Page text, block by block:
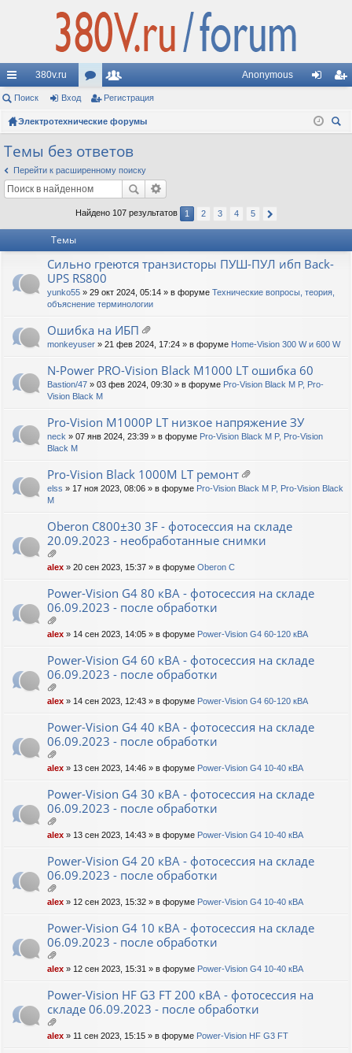
с
ы
лк
и
380v.ru
ор
ум
ол
ьз
ат
и
Anonymous
д ис
Поиск Вход Регистрация
Электротехнические форумы
Темы без ответов
Перейти к расширенному поиску
Найдено 107 результатов 1 2 3 4 5
Темы
Сильно греются транзисторы ПУШ-ПУЛ ибп Back-
UPS RS800
yunko55 » 29 окт 2024, 05:14 » в форуме Технические вопросы, теория,
объяснение терминологии
Ошибка на ИБП
ло
ен
monkeyuser » 21 фев 2024, 17:24 » в форуме Home-Vision 300 W и 600 W
N-Power PRO-Vision Black M1000 LT ошибка 60
Bastion/47 » 03 фев 2024, 09:30 » в форуме Pro-Vision Black M P, Pro-
Vision Black M
Pro-Vision M1000P LT низкое напряжение ЗУ
neck » 07 янв 2024, 23:39 » в форуме Pro-Vision Black M P, Pro-Vision
Black M
Pro-Vision Black 1000M LT ремонт
ло
elss » 17 ноя 2023, 08:06 » в форуме Pro-Vision Black M P, Pro-Vision Black
M
Oberon C800±30 3F - фотосессия на складе
20.09.2023 - необработанные снимки
ло
ж
ен
ия
alex » 20 сен 2023, 15:37 » в форуме Oberon C
Power-Vision G4 80 кВА - фотосессия на складе
06.09.2023 - после обработки
ло
ж
ен
ия
alex » 14 сен 2023, 14:05 » в форуме Power-Vision G4 60-120 кВА
Power-Vision G4 60 кВА - фотосессия на складе
06.09.2023 - после обработки
ло
ж
ен
ия
alex » 14 сен 2023, 12:43 » в форуме Power-Vision G4 60-120 кВА
Power-Vision G4 40 кВА - фотосессия на складе
06.09.2023 - после обработки
ло
ж
ен
ия
alex » 13 сен 2023, 14:46 » в форуме Power-Vision G4 10-40 кВА
Power-Vision G4 30 кВА - фотосессия на складе
06.09.2023 - после обработки
ло
ж
ен
ия
alex » 13 сен 2023, 14:43 » в форуме Power-Vision G4 10-40 кВА
Power-Vision G4 20 кВА - фотосессия на складе
06.09.2023 - после обработки
ло
ж
ен
ия
alex » 12 сен 2023, 15:32 » в форуме Power-Vision G4 10-40 кВА
Power-Vision G4 10 кВА - фотосессия на складе
06.09.2023 - после обработки
ло
ж
ен
alex » 12 сен 2023, 15:31 » в форуме Power-Vision G4 10-40 кВА
Power-Vision HF G3 FT 200 кВА - фотосессия на
складе 06.09.2023 - после обработки
ло
ж
alex » 11 сен 2023, 15:15 » в форуме Power-Vision HF G3 FT